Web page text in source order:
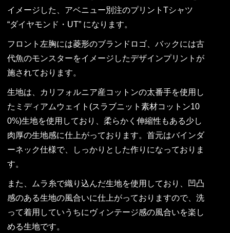
イメージした、アベニュー別注のプリントTシャツ
“ダイヤモンド・UT” になります。
フロント左胸には菱形のブランドロゴ、バックには古
代魚のモンスターをイメージしたデザインプリントが
施されております。
生地は、カリフォルニア産コットンの太番手を使用し
たミディアムウェイト(スラブニット素材コットン10
0%)生地を使用しており、柔らかく伸縮性もある少し
肉厚の生地感に仕上がっております。首元はバインダ
ーネック仕様で、しっかりとした作りになっておりま
す。
また、ムラ糸で織り込んだ生地を使用しており、凹凸
感のある生地の風合いに仕上がっておりますので、洗
って着用していうちにヴィンテージ感の風合いを楽し
める生地です。